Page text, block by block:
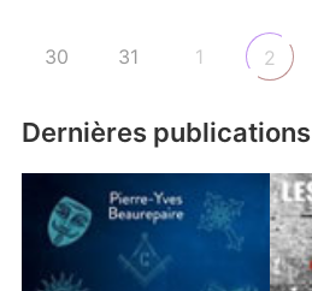
30 31 1 2
Dernières publications